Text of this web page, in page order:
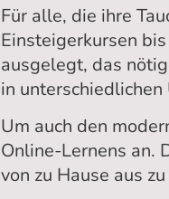
Für alle, die ihre
Einsteigerkursen
ausgelegt, das
in
Um auch den
Online-Lernens an.
von zu Hause aus